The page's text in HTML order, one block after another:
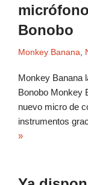
Bonobo
Monkey Banana
Monkey Banana
Bonobo Monkey
nuevo micro de
instrumentos
»